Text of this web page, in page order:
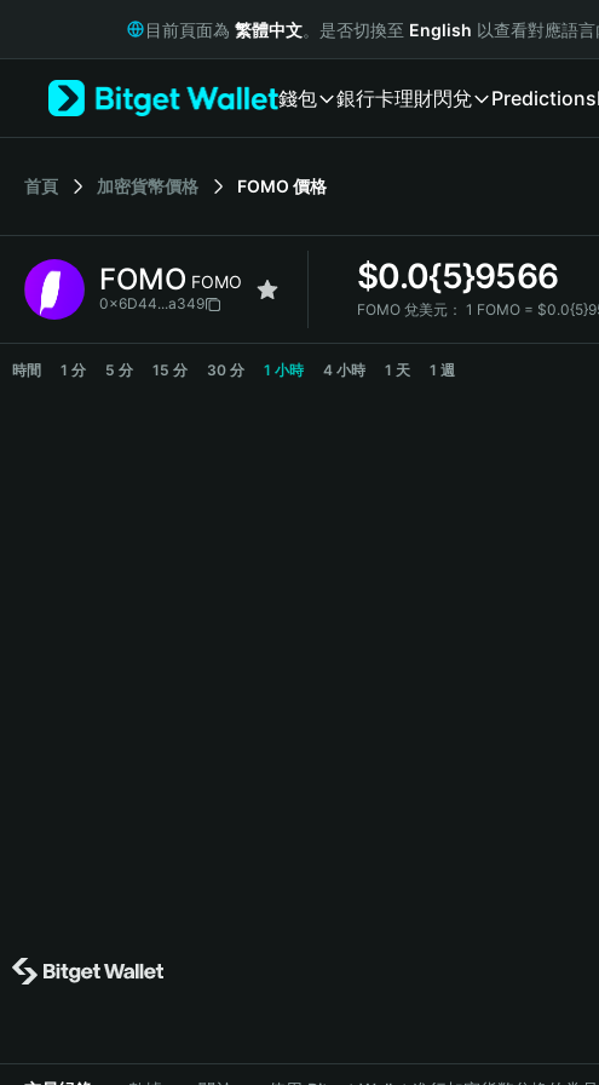
Русский
Italiano
简体中文
繁體中文
Bahasa Indonesia
目前頁面為 繁體中文。是否切換至 English 以查看對應語言
錢包 銀行卡理財閃兌 Predictions
首頁 加密貨幣價格 FOMO 價格
FOMO FOMO
0x6D44...a349
$0.0{5}9566
FOMO 兌美元： 1 FOMO =
FOMO Price Chart
時間 1 分 5 分 15 分 30 分 1 小時 4 小時 1 天 1 週